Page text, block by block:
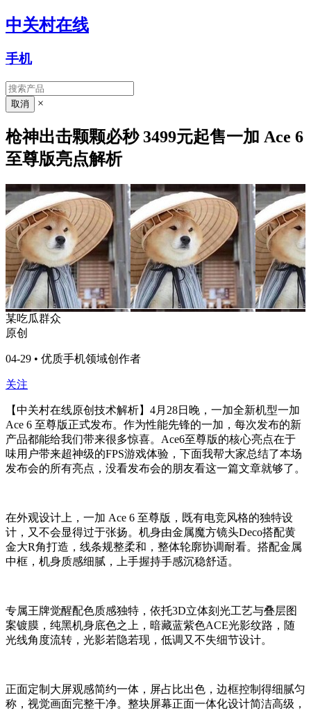
中关村在线
手机
×
枪神出击颗颗必秒 3499元起售一加 Ace 6
至尊版亮点解析
某吃瓜群众
原创
04-29 • 优质手机领域创作者
关注
【中关村在线原创技术解析】4月28日晚，一加全新机型一加
Ace 6 至尊版正式发布。作为性能先锋的一加，每次发布的新
产品都能给我们带来很多惊喜。Ace6至尊版的核心亮点在于
味用户带来超神级的FPS游戏体验，下面我帮大家总结了本场
发布会的所有亮点，没看发布会的朋友看这一篇文章就够了。
在外观设计上，一加 Ace 6 至尊版，既有电竞风格的独特设
计，又不会显得过于张扬。机身由金属魔方镜头Deco搭配黄
金大R角打造，线条规整柔和，整体轮廓协调耐看。搭配金属
中框，机身质感细腻，上手握持手感沉稳舒适。
专属王牌觉醒配色质感独特，依托3D立体刻光工艺与叠层图
案镀膜，纯黑机身底色之上，暗藏蓝紫色ACE光影纹路，随
光线角度流转，光影若隐若现，低调又不失细节设计。
正面定制大屏观感简约一体，屏占比出色，边框控制得细腻匀
称，视觉画面完整干净。整块屏幕正面一体化设计简洁高级，